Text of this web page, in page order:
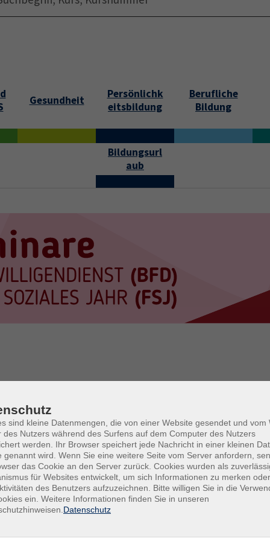
Gesundheit
Persönlichk
eitsbildung
Berufliche
Bildung
Bildungsurl
aub
in der Einsatzstelle die Seminartage eine besondere
kann aus einer Vielzahl an Seminarangeboten auswählt
Eine ausführliche Erklärung bekommen
gibt es direkt bei derFreiwilligenagentur.
sind kleine Datenmengen, die von einer Website gesendet und vom
des Nutzers während des Surfens auf dem Computer des Nutzers
werden. Ihr Browser speichert jede Nachricht in einer kleinen
genannt wird. Wenn Sie eine weitere Seite vom Server anfordern,
das Cookie an den Server zurück. Cookies wurden als
für Websites entwickelt, um sich Informationen zu merken
des Benutzers aufzuzeichnen. Bitte willigen Sie in die
ein. Weitere Informationen finden Sie in unseren
Datenschutz